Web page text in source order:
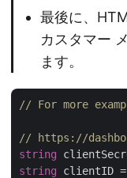
最後に、
カスタマー
ます。
// For more
// https://
string
string clientID =